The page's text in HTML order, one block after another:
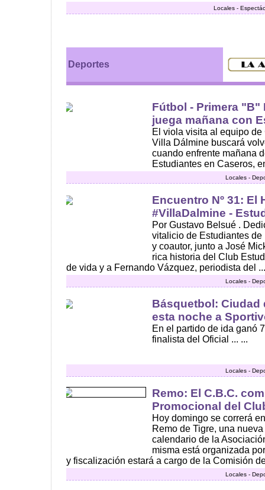
Locales -
Deportes
Fútbol - Primera "B"
juega mañana con
El viola visita al equipo
Villa Dálmine buscará
cuando enfrente mañana
Estudiantes en Caseros,
Locales -
Encuentro Nº 31: El
#VillaDalmine -
Por Gustavo Belsué .
vitalicio de Estudiantes
y coautor, junto a José
rica historia del Club
de vida y a Fernando Vázquez, periodista del ...
Locales -
Básquetbol: Ciudad
esta noche a
En el partido de ida ganó
finalista del Oficial ... ...
Locales -
Remo: El C.B.C.
Promocional del
Hoy domingo se correrá
Remo de Tigre, una
calendario de la
misma está organizada
y fiscalización estará a cargo de la Comisión
Locales -